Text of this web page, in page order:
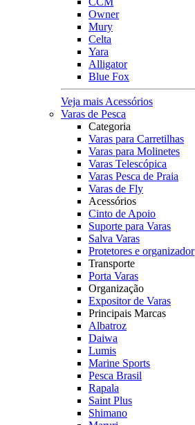
Owner
Mury
Celta
Yara
Alligator
Blue Fox
Veja mais Acessórios
Varas de Pesca
Categoria
Varas para Carretilhas
Varas para Molinetes
Varas Telescópica
Varas Pesca de Praia
Varas de Fly
Acessórios
Cinto de Apoio
Suporte para Varas
Salva Varas
Protetores e organizador
Transporte
Porta Varas
Organização
Expositor de Varas
Principais Marcas
Albatroz
Daiwa
Lumis
Marine Sports
Pesca Brasil
Rapala
Saint Plus
Shimano